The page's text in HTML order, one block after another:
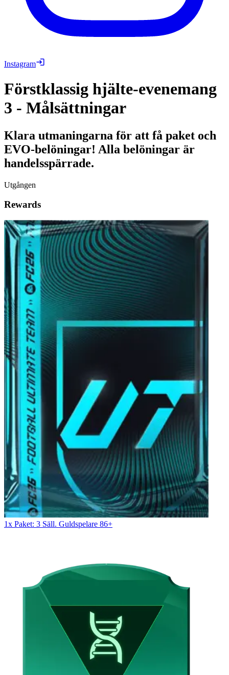
Instagram
Förstklassig hjälte-evenemang
3 - Målsättningar
Klara utmaningarna för att få paket och
EVO-belöningar! Alla belöningar är
handelsspärrade.
Utgången
Rewards
1x Paket: 3 Säll. Guldspelare 86+